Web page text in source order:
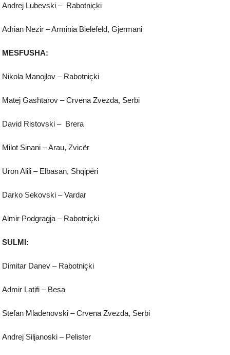
Andrej Lubevski – Rabotniçki
Adrian Nezir – Arminia Bielefeld, Gjermani
MESFUSHA:
Nikola Manojlov – Rabotniçki
Matej Gashtarov – Crvena Zvezda, Serbi
David Ristovski – Brera
Milot Sinani – Arau, Zvicër
Uron Alili – Elbasan, Shqipëri
Darko Sekovski – Vardar
Almir Podgragja – Rabotniçki
SULMI:
Dimitar Danev – Rabotniçki
Admir Latifi – Besa
Stefan Mladenovski – Crvena Zvezda, Serbi
Andrej Siljanoski – Pelister